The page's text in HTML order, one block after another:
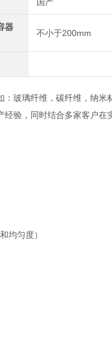
器
不小于200mm
玻璃纤维，碳纤维，纳米
验，同时结合多家客户在
均匀度）